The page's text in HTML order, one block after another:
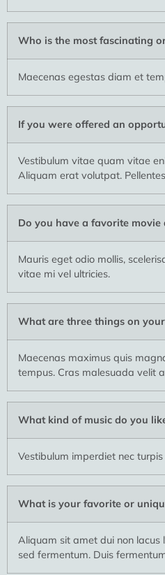
Who is the most fascinating
Maecenas egestas diam et
If you were offered an
Vestibulum vitae quam vitae
Aliquam erat volutpat.
Do you have a favorite movie
Mauris eget odio mollis,
vitae mi vel ultricies.
What are three things on
Maecenas maximus quis
tempus. Cras malesuada velit
What kind of music do you
Vestibulum imperdiet nec
What is your favorite or
Aliquam sit amet dui non lacus
sed fermentum. Duis